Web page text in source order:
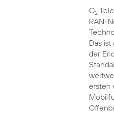
O2
RAN-
Das
der
ersten